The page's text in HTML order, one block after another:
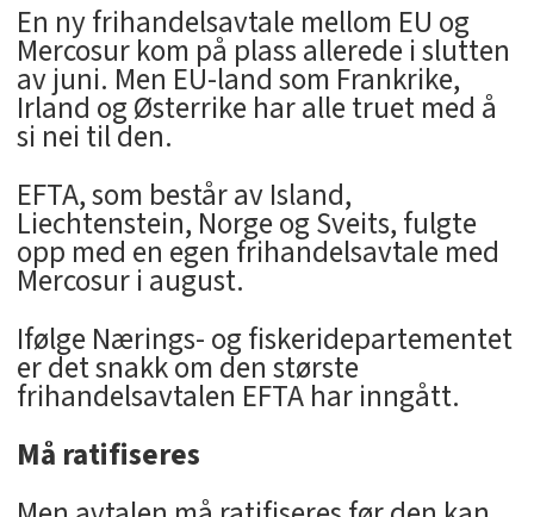
En ny frihandelsavtale mellom EU og
Mercosur kom på plass allerede i slutten
av juni. Men EU-land som Frankrike,
Irland og Østerrike har alle truet med å
si nei til den.
EFTA, som består av Island,
Liechtenstein, Norge og Sveits, fulgte
opp med en egen frihandelsavtale med
Mercosur i august.
Ifølge Nærings- og fiskeridepartementet
er det snakk om den største
frihandelsavtalen EFTA har inngått.
Må ratifiseres